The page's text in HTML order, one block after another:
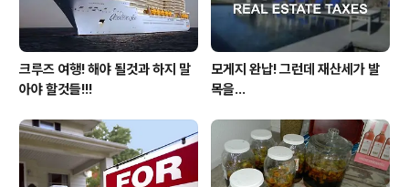
크루즈 여행! 해야 될것과 하지 말
아야 할것들!!!
모게지 완납! 그런데 재산세가 발
목을...